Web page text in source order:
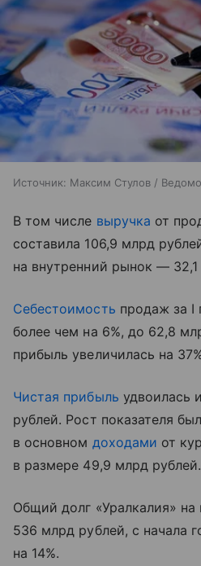
Источник: Максим Стулов /
В том числе выручка от
составила 106,9 млрд
на внутренний рынок —
Себестоимость продаж за I
более чем на 6%, до 62,8
прибыль увеличилась на
Чистая прибыль удвоилась
рублей. Рост показателя
в основном доходами от
в размере 49,9 млрд рублей.
Общий долг «Уралкалия»
536 млрд рублей, с начала
на 14%.